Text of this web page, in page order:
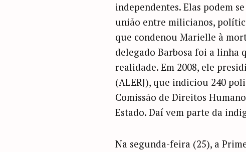
independentes. Elas podem
união entre milicianos,
que condenou Marielle à
delegado Barbosa foi a linha
realidade. Em 2008, ele
(ALERJ), que indiciou 240
Comissão de Direitos
Estado. Daí vem parte da
Na segunda-feira (25), a